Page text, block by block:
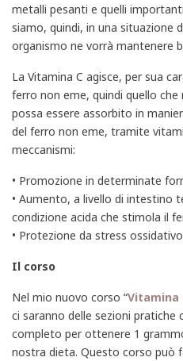
metalli pesanti e quelli
siamo, quindi, in una situazione
organismo ne vorrà mantenere
La Vitamina C agisce, per sua
ferro non eme, quindi quello
possa essere assorbito in
del ferro non eme, tramite
meccanismi:
• Promozione in determinate
• Aumento, a livello di intestino
condizione acida che stimola il
• Protezione da stress
Il corso
Nel mio nuovo corso “Vitamina
ci saranno delle sezioni pratiche
completo per ottenere 1
nostra dieta. Questo corso può